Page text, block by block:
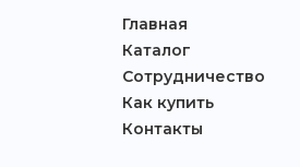
Главная
Каталог
Сотрудничество
Как купить
Контакты